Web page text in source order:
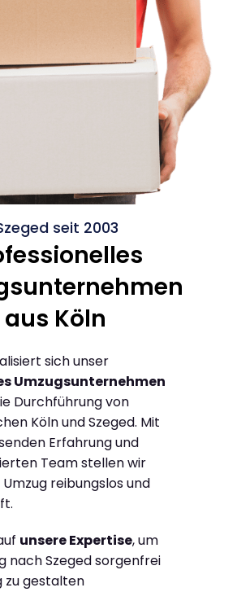
seit 2003
aus Köln
sich unser
Umzugsunternehmen
Durchführung von
Köln und Szeged. Mit
Erfahrung und
Team stellen wir
reibungslos und
unsere Expertise, um
nach Szeged sorgenfrei
zu gestalten